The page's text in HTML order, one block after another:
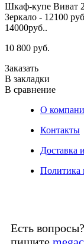
Шкаф-купе Виват
Зеркало - 12100
14000руб..
10 800 руб.
Заказать
В закладки
В сравнение
О
Контакты
Доставка
Политика
Есть